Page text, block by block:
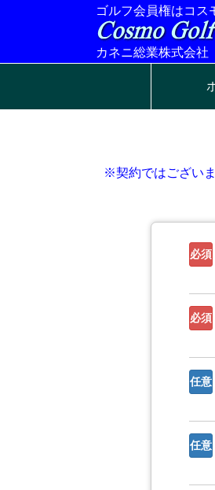
ゴルフ会員権はコス
カネニ総業株式会社
※契約ではござい
必須
必須
任意
任意